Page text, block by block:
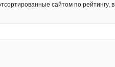
сайтом по рейтингу, в